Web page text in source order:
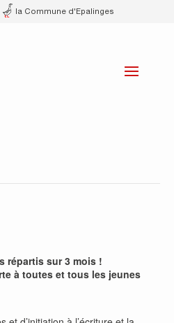
la Commune d'Epalinges
répartis sur 3 mois !
à toutes et tous les jeunes